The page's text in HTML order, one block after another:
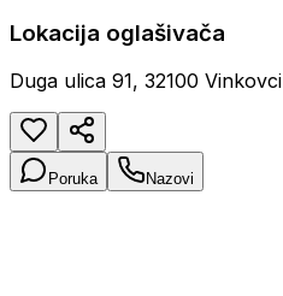
Lokacija oglašivača
Duga ulica 91, 32100 Vinkovci
Poruka Nazovi